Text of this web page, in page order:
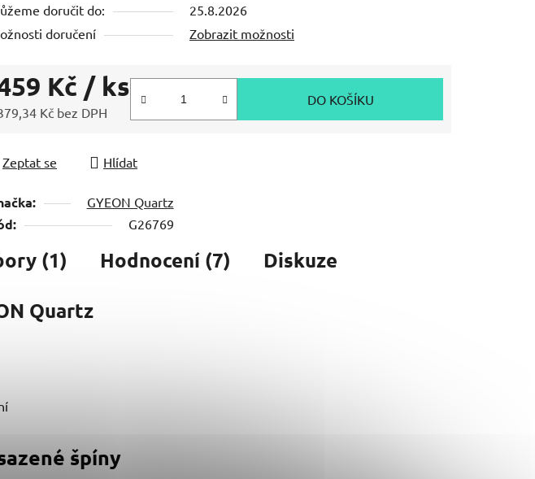
doručit do:
25.8.2026
doručení
Zobrazit možnosti
Kč / ks
Kč bez DPH
DO KOŠÍKU
Zeptat se Hlídat
GYEON Quartz
G26769
(1) Hodnocení (7)
Diskuze
Quartz
špíny